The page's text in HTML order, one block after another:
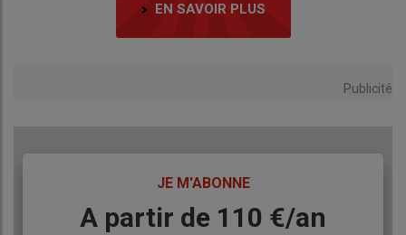
EN SAVOIR PLUS
Publicité
JE M'ABONNE
BodyA partir de 110 €/an